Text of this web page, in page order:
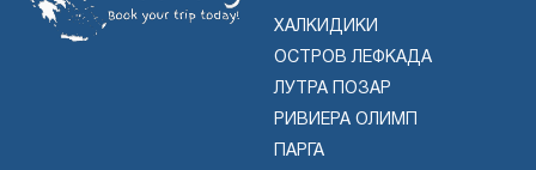
ХАЛКИДИКИ
ОСТРОВ ЛЕФКАДА
ЛУТРА ПОЗАР
РИВИЕРА ОЛИМП
ПАРГА